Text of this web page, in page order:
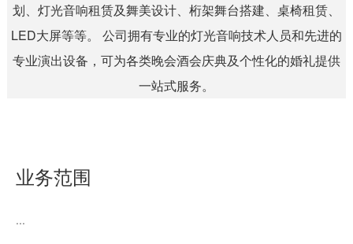
划、灯光音响租赁及舞美设计、桁架舞台搭建、桌椅租赁、
LED大屏等等。 公司拥有专业的灯光音响技术人员和先进的
专业演出设备，可为各类晚会酒会庆典及个性化的婚礼提供
一站式服务。
业务范围
...